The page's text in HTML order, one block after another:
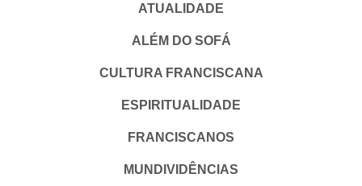
ATUALIDADE
ALÉM DO SOFÁ
CULTURA FRANCISCANA
ESPIRITUALIDADE
FRANCISCANOS
MUNDIVIDÊNCIAS